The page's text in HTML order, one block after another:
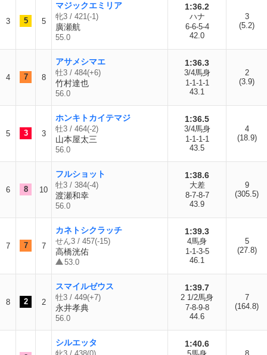
3 5 5
マジックエミリア
牝3 / 421(-1)
廣瀬航
55.0
1:36.2
ハナ
6-6-5-4
42.0
3
(5.2)
4 7 8
アサメシマエ
牡3 / 484(+6)
竹村達也
56.0
1:36.3
3/4馬身
1-1-1-1
43.1
2
(3.9)
5 3 3
ホンキトカイテマジ
牡3 / 464(-2)
山本屋太三
56.0
1:36.5
3/4馬身
1-1-1-1
43.5
4
(18.9)
6 8 10
フルショット
牡3 / 384(-4)
渡瀬和幸
56.0
1:38.6
大差
8-7-8-7
43.9
9
(305.5)
7 7 7
カネトシクラッチ
せん3 / 457(-15)
高橋洸佑
53.0
1:39.3
4馬身
1-1-3-5
46.1
5
(27.8)
8 2 2
スマイルゼウス
牡3 / 449(+7)
永井孝典
56.0
1:39.7
2 1/2馬身
7-8-9-8
44.6
7
(164.8)
シルエッタ 1:40.6